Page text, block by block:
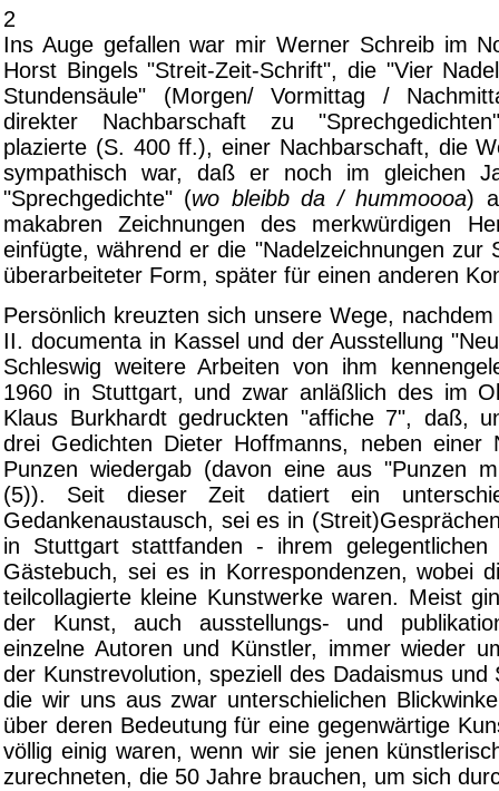
2
Ins Auge gefallen war mir Werner Schreib im
Horst Bingels "Streit-Zeit-Schrift", die "Vier
Stundensäule" (Morgen/ Vormittag /
direkter Nachbarschaft zu
plazierte (S. 400 ff.), einer Nachbarschaft, die
sympathisch war, daß er noch im gleichen
"Sprechgedichte" (wo bleibb da / hummoooa)
makabren Zeichnungen des merkwürdigen
einfügte, während er die "Nadelzeichnungen zur
überarbeiteter Form, später für einen anderen
Persönlich kreuzten sich unsere Wege,
II. documenta in Kassel und der Ausstellung
Schleswig weitere Arbeiten von ihm
1960 in Stuttgart, und zwar anläßlich des im
Klaus Burkhardt gedruckten "affiche 7", daß,
drei Gedichten Dieter Hoffmanns, neben einer
Punzen wiedergab (davon eine aus "Punzen
(5)). Seit dieser Zeit datiert ein
Gedankenaustausch, sei es in
in Stuttgart stattfanden - ihrem gelegentlichen
Gästebuch, sei es in Korrespondenzen, wobei
teilcollagierte kleine Kunstwerke waren. Meist
der Kunst, auch ausstellungs- und
einzelne Autoren und Künstler, immer wieder
der Kunstrevolution, speziell des Dadaismus und
die wir uns aus zwar unterschielichen
über deren Bedeutung für eine gegenwärtige
völlig einig waren, wenn wir sie jenen
zurechneten, die 50 Jahre brauchen, um sich